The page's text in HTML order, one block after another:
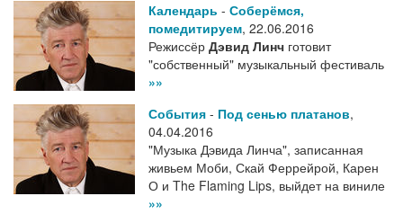
Календарь - Соберёмся,
помедитируем, 22.06.2016
Режиссёр Дэвид Линч готовит
"собственный" музыкальный фестиваль
»»
События - Под сенью платанов,
04.04.2016
"Музыка Дэвида Линча", записанная
живьем Моби, Скай Феррейрой, Карен
О и The Flaming Lips, выйдет на виниле
»»